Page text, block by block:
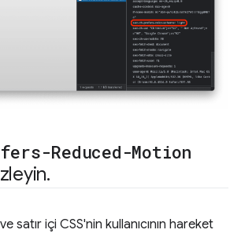
Reduced-Motion
.
satır içi CSS'nin kullanıcının hareket